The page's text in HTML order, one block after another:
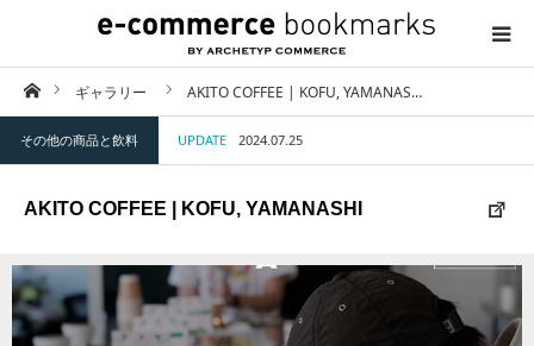
ホームギャラリー AKITO COFFEE | KOFU, YAMANAS…
その他の商品と飲料 UPDATE 2024.07.25
AKITO COFFEE | KOFU, YAMANASHI
TOP
ABOUT
CONTACT